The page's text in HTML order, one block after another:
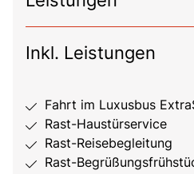
Inkl. Leistungen
Fahrt im Luxusbus
Rast-Haustürservice
Rast-Reisebegleitung
Rast-